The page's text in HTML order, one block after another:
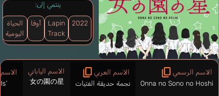
ينتمي إلى:
2022
Lapin
Track
أوفا
الحياة
اليومية
الاسم الرسمي
Onna no Sono no Hoshi
الاسم العربي
نجمة حديقة الفتيات
الاسم الياباني
女の園の星
الاسم